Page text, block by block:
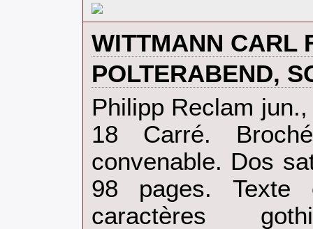
‎WITTMANN CARL
‎POLTERABEND,
‎Philipp Reclam
18 Carré.
convenable. Dos
98 pages.
caractères